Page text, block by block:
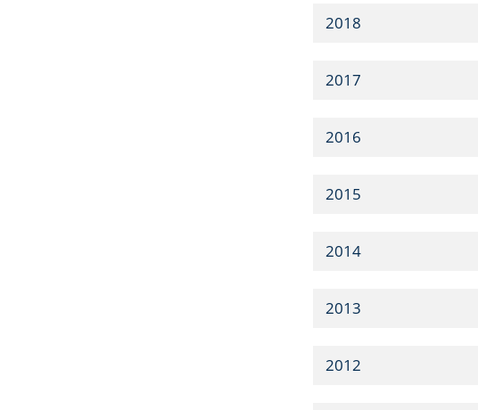
2018
2017
2016
2015
2014
2013
2012